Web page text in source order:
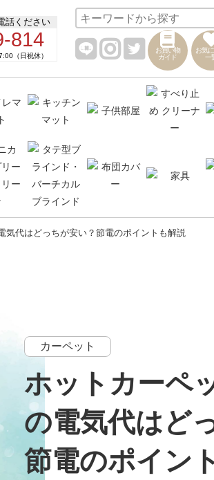
話ください
814
（日祝休）
お買い物
ガイド
お気
一
気代はどっちが安い？節電のポイントも解説
カーペット
ホットカーペ
の電気代はど
節電のポイン